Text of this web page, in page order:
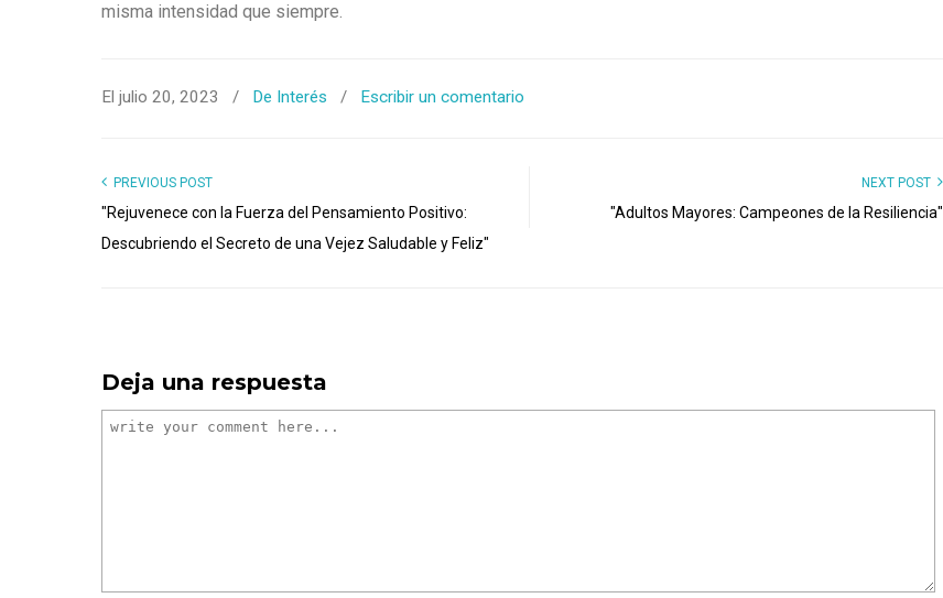
misma intensidad que siempre.
El julio 20, 2023 / De Interés / Escribir un comentario
PREVIOUS POST
"Rejuvenece con la Fuerza del Pensamiento Positivo:
Descubriendo el Secreto de una Vejez Saludable y Feliz"
NEXT POST
"Adultos Mayores: Campeones de la Resiliencia"
Deja una respuesta